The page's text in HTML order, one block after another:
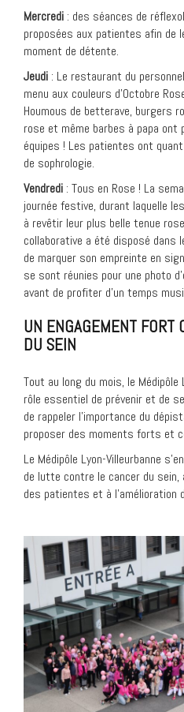
Mercredi : des séances de
proposées aux patientes afin de
moment de détente.
Jeudi : Le restaurant du
menu aux couleurs d’Octobre
Houmous de betterave, burgers
rose et même barbes à papa ont
équipes ! Les patientes ont
de sophrologie.
Vendredi : Tous en Rose ! La
journée festive, durant laquelle
à revêtir leur plus belle tenue
collaborative a été disposé dans
de marquer son empreinte en
se sont réunies pour une photo
avant de profiter d’un temps
UN ENGAGEMENT FORT
DU SEIN
Tout au long du mois, le Médipôle
rôle essentiel de prévenir et de
de rappeler l’importance du
proposer des moments forts et
Le Médipôle Lyon-Villeurbanne
de lutte contre le cancer du
des patientes et à l’amélioration